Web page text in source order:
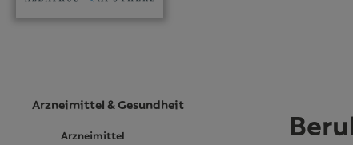
Arzneimittel & Gesundheit
Arzneimittel